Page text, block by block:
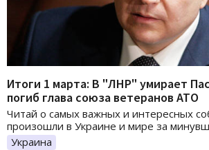
Итоги 1 марта: В "ЛНР" умирает
погиб глава союза ветеранов АТО
Читай о самых важных и интересных
произошли в Украине и мире за
Украина